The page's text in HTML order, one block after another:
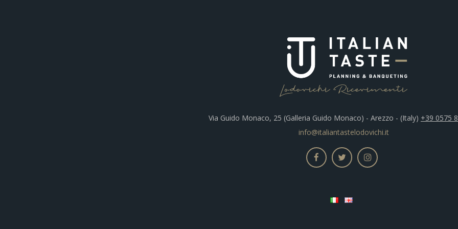
Via Guido Monaco, 25 (Galleria Guido Monaco) - Arezzo - (Italy) +39 0575
info@italiantastelodovichi.it